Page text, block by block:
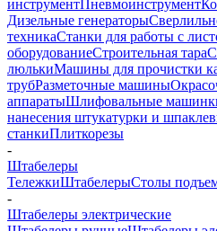
инструментПневмоинструмент
Дизельные генераторы
техникаСтанки для работы с
оборудованиеСтроительная тара
люлькиМашины для прочистки
трубРазметочные машины
аппаратыШлифовальные
нанесения штукатурки и
станкиПлиткорезы
-
Штабелеры
ТележкиШтабелерыСтолы
-
Штабелеры электрические